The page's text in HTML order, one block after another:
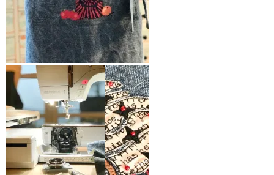
juletreet som dekor på
lommen
Jeg liker godt å ha bånd
som går rundt foran og
kan knytes i siden
Stoffet er 100% bomull og er på
samme tid både mykt og stabilt –
perfekt til broderiet